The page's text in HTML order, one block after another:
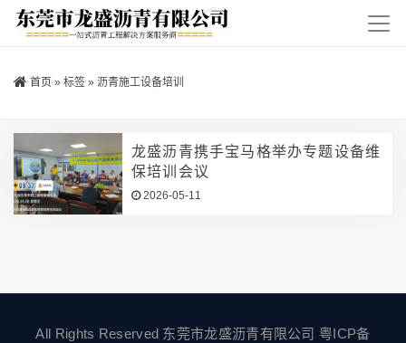
首页 » 标签 » 沥青施工设备培训
龙盛沥青携手宝马格举办专题设备维
保培训会议
2026-05-11
All Rights Reserved 东莞市龙盛沥青有限公司 粤ICP备